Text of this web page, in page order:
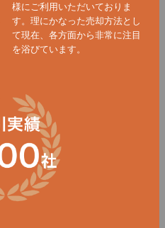
様にご利用いただいておりま
す。理にかなった売却方法とし
て現在、各方面から非常に注目
を浴びています。